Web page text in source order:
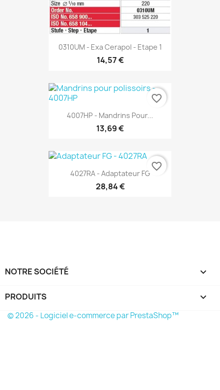
0310UM - Exa Cerapol - Etape 1
14,57 €
4007HP - Mandrins Pour...
13,69 €
favorite_border
4027RA - Adaptateur FG
28,84 €
favorite_border
NOTRE SOCIÉTÉ 
PRODUITS 
© 2026 - Logiciel e-commerce par PrestaShop™